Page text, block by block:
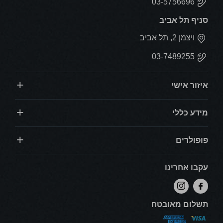
03-5756696
סניף תל אביב
ויצמן 2, תל אביב
03-7489255
איזור אישי
מידע כללי
פופולרים
עקבו אחרינו
תשלום מאובטח